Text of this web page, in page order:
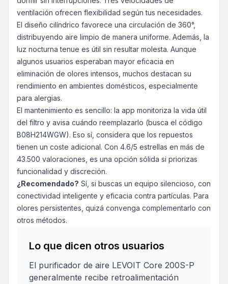
ventilación ofrecen flexibilidad según tus necesidades.
El diseño cilíndrico favorece una circulación de 360°,
distribuyendo aire limpio de manera uniforme. Además, la
luz nocturna tenue es útil sin resultar molesta. Aunque
algunos usuarios esperaban mayor eficacia en
eliminación de olores intensos, muchos destacan su
rendimiento en ambientes domésticos, especialmente
para alergias.
El mantenimiento es sencillo: la app monitoriza la vida útil
del filtro y avisa cuándo reemplazarlo (busca el código
B08H214WGW). Eso sí, considera que los repuestos
tienen un coste adicional. Con 4.6/5 estrellas en más de
43.500 valoraciones, es una opción sólida si priorizas
funcionalidad y discreción.
¿Recomendado? Sí, si buscas un equipo silencioso, con
conectividad inteligente y eficacia contra partículas. Para
olores persistentes, quizá convenga complementarlo con
otros métodos.
Lo que dicen otros usuarios
El purificador de aire LEVOIT Core 200S-P
generalmente recibe retroalimentación